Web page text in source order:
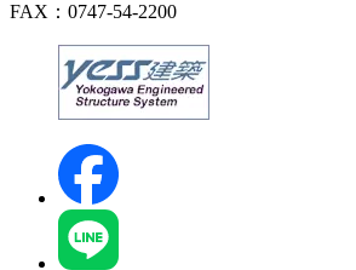
FAX：0747-54-2200